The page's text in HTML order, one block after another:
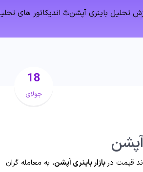
تحلیل باینری آپشن♨️ اندیکاتور های
18
جولای
قیمت دربازار باینری آپشن، به معامله‌ گران